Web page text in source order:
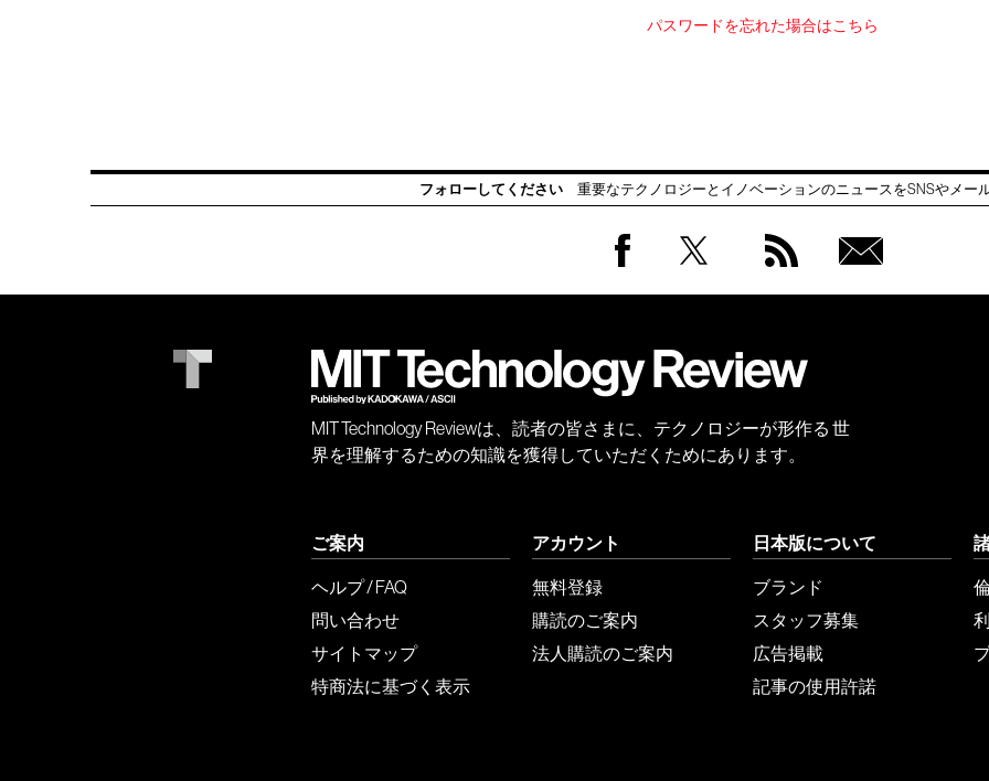
パスワードを忘れた場合はこちら
フォローしてください 重要なテクノロジーとイノベーションのニュースをSNSやメー
会員
MIT Technology Reviewは、読者の皆さまに、テクノロジーが形作る 世
界を理解するための知識を獲得していただくためにあります。
ご案内
ヘルプ / FAQ
問い合わせ
サイトマップ
特商法に基づく表示
アカウント
無料登録
購読のご案内
法人購読のご案内
日本版について
ブランド
スタッフ募集
広告掲載
記事の使用許諾